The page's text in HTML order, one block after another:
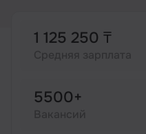
1 125 250 ₸
5500+
Акции и промокоды